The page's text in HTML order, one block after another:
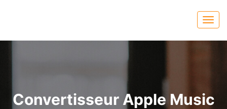
Convertisseur Apple Music